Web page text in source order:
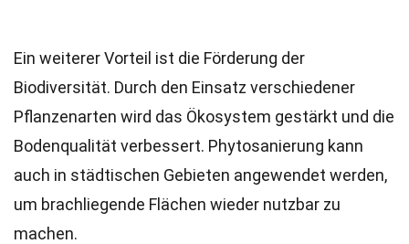
Ein weiterer Vorteil ist die Förderung der
Biodiversität. Durch den Einsatz verschiedener
Pflanzenarten wird das Ökosystem gestärkt und die
Bodenqualität verbessert. Phytosanierung kann
auch in städtischen Gebieten angewendet werden,
um brachliegende Flächen wieder nutzbar zu
machen.